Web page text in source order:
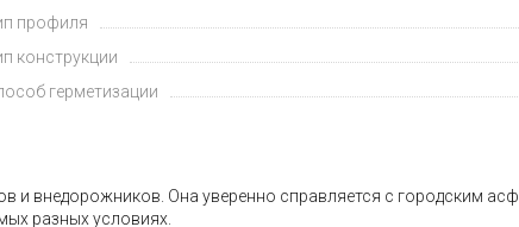
профиля
конструкции
герметизации
и внедорожников. Она уверенно справляется с городским
разных условиях.